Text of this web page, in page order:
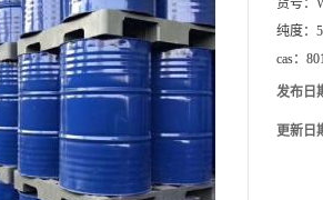
货号：
纯度：
cas：
发布日
更新日